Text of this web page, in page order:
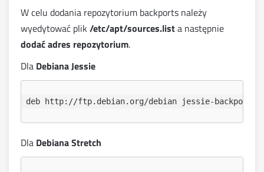
W celu dodania repozytorium backports należy
wyedytować plik /etc/apt/sources.lista następnie
dodać adres repozytorium.
Dla Debiana Jessie
Dla Debiana Stretch